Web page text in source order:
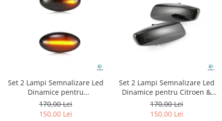
Volkswagen
Tuning auto
Dopuri anulare clapete admisie
Kit reparatie faruri
Adaptoare auxiliare
Produse cu discount de pana la
Set 2 Lampi Semnalizare Led
Dinamice pentru
Peugeot&Citroen
170,00 Lei
150,00 Lei
Set 2 Lampi Semnalizare Led
Dinamice pentru Citroen &
Peugeot
170,00 Lei
150,00 Lei